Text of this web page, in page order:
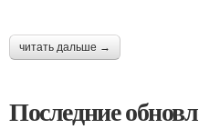
читать дальше →
Последние